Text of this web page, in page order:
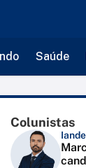
Saúde
Colunistas